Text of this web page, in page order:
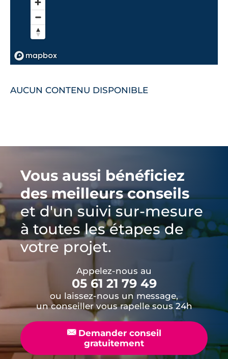
AUCUN CONTENU DISPONIBLE
Vous aussi bénéficiez
des meilleurs conseils
et d'un suivi sur-mesure
à toutes les étapes de
votre projet.
Appelez-nous au
05 61 21 79 49
ou laissez-nous un message,
un conseiller vous rapelle sous 24h
📧Demander conseil
gratuitement